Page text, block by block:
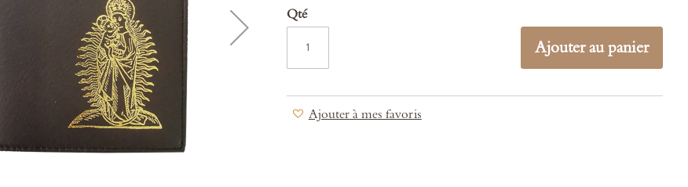
Qté
Ajouter au panier
Ajouter à mes favoris